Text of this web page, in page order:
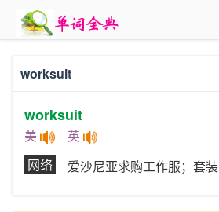
worksuit
worksuit
美 英
网络 爱沙尼亚求购工作服；套装